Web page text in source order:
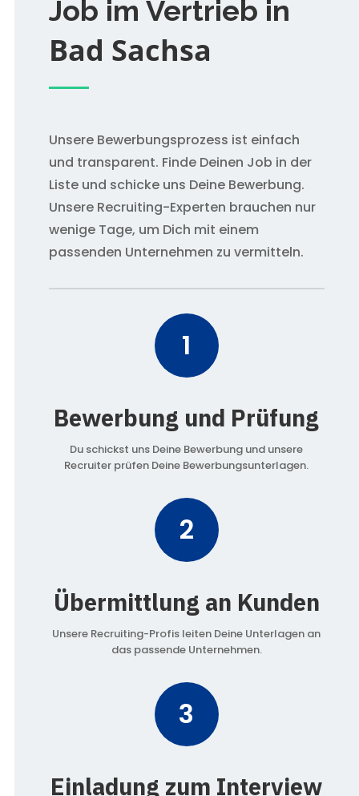
Job im Vertrieb in
Bad Sachsa
Unsere Bewerbungsprozess ist einfach
und transparent. Finde Deinen Job in der
Liste und schicke uns Deine Bewerbung.
Unsere Recruiting-Experten brauchen nur
wenige Tage, um Dich mit einem
passenden Unternehmen zu vermitteln.
1
Bewerbung und Prüfung
Du schickst uns Deine Bewerbung und unsere
Recruiter prüfen Deine Bewerbungsunterlagen.
2
Übermittlung an Kunden
Unsere Recruiting-Profis leiten Deine Unterlagen an
das passende Unternehmen.
3
Einladung zum Interview